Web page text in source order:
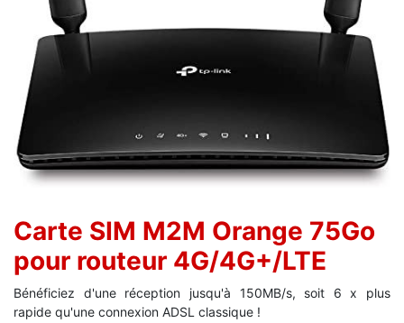
Carte SIM M2M Orange 75Go
pour routeur 4G/4G+/LTE
Bénéficiez d'une réception jusqu'à 150MB/s, soit 6 x plus
rapide qu'une connexion ADSL classique !